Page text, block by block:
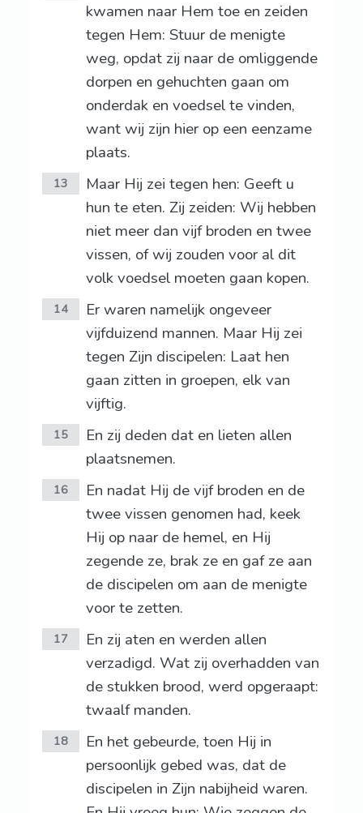
kwamen naar Hem toe en zeiden
tegen Hem: Stuur de menigte
weg, opdat zij naar de omliggende
dorpen en gehuchten gaan om
onderdak en voedsel te vinden,
want wij zijn hier op een eenzame
plaats.
13
Maar Hij zei tegen hen: Geeft u
hun te eten. Zij zeiden: Wij hebben
niet meer dan vijf broden en twee
vissen, of wij zouden voor al dit
volk voedsel moeten gaan kopen.
14
Er waren namelijk ongeveer
vijfduizend mannen. Maar Hij zei
tegen Zijn discipelen: Laat hen
gaan zitten in groepen, elk van
vijftig.
15
En zij deden dat en lieten allen
plaatsnemen.
16
En nadat Hij de vijf broden en de
twee vissen genomen had, keek
Hij op naar de hemel, en Hij
zegende ze, brak ze en gaf ze aan
de discipelen om aan de menigte
voor te zetten.
17
En zij aten en werden allen
verzadigd. Wat zij overhadden van
de stukken brood, werd opgeraapt:
twaalf manden.
18
En het gebeurde, toen Hij in
persoonlijk gebed was, dat de
discipelen in Zijn nabijheid waren.